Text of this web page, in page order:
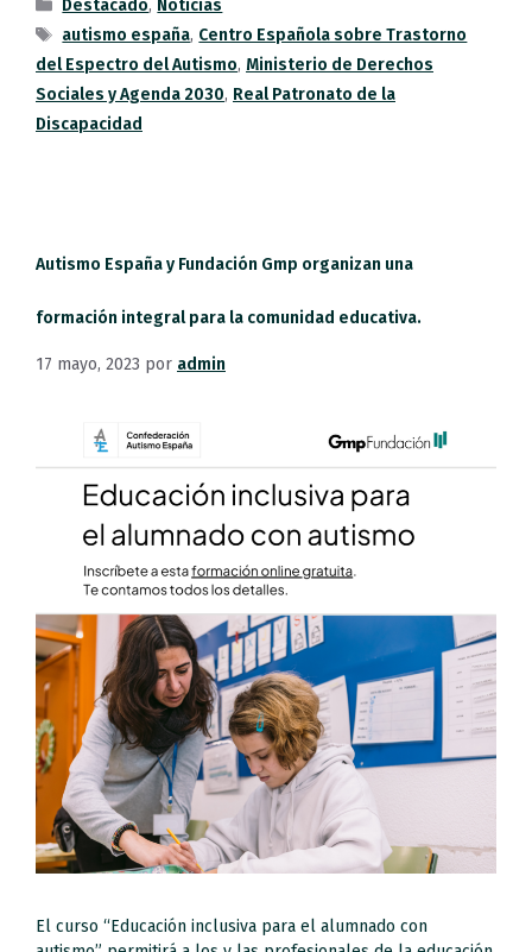
Destacado, Noticias
autismo españa, Centro Española sobre Trastorno
del Espectro del Autismo, Ministerio de Derechos
Sociales y Agenda 2030, Real Patronato de la
Discapacidad
Autismo España y Fundación Gmp organizan una
formación integral para la comunidad educativa.
17 mayo, 2023 por admin
El curso “Educación inclusiva para el alumnado con